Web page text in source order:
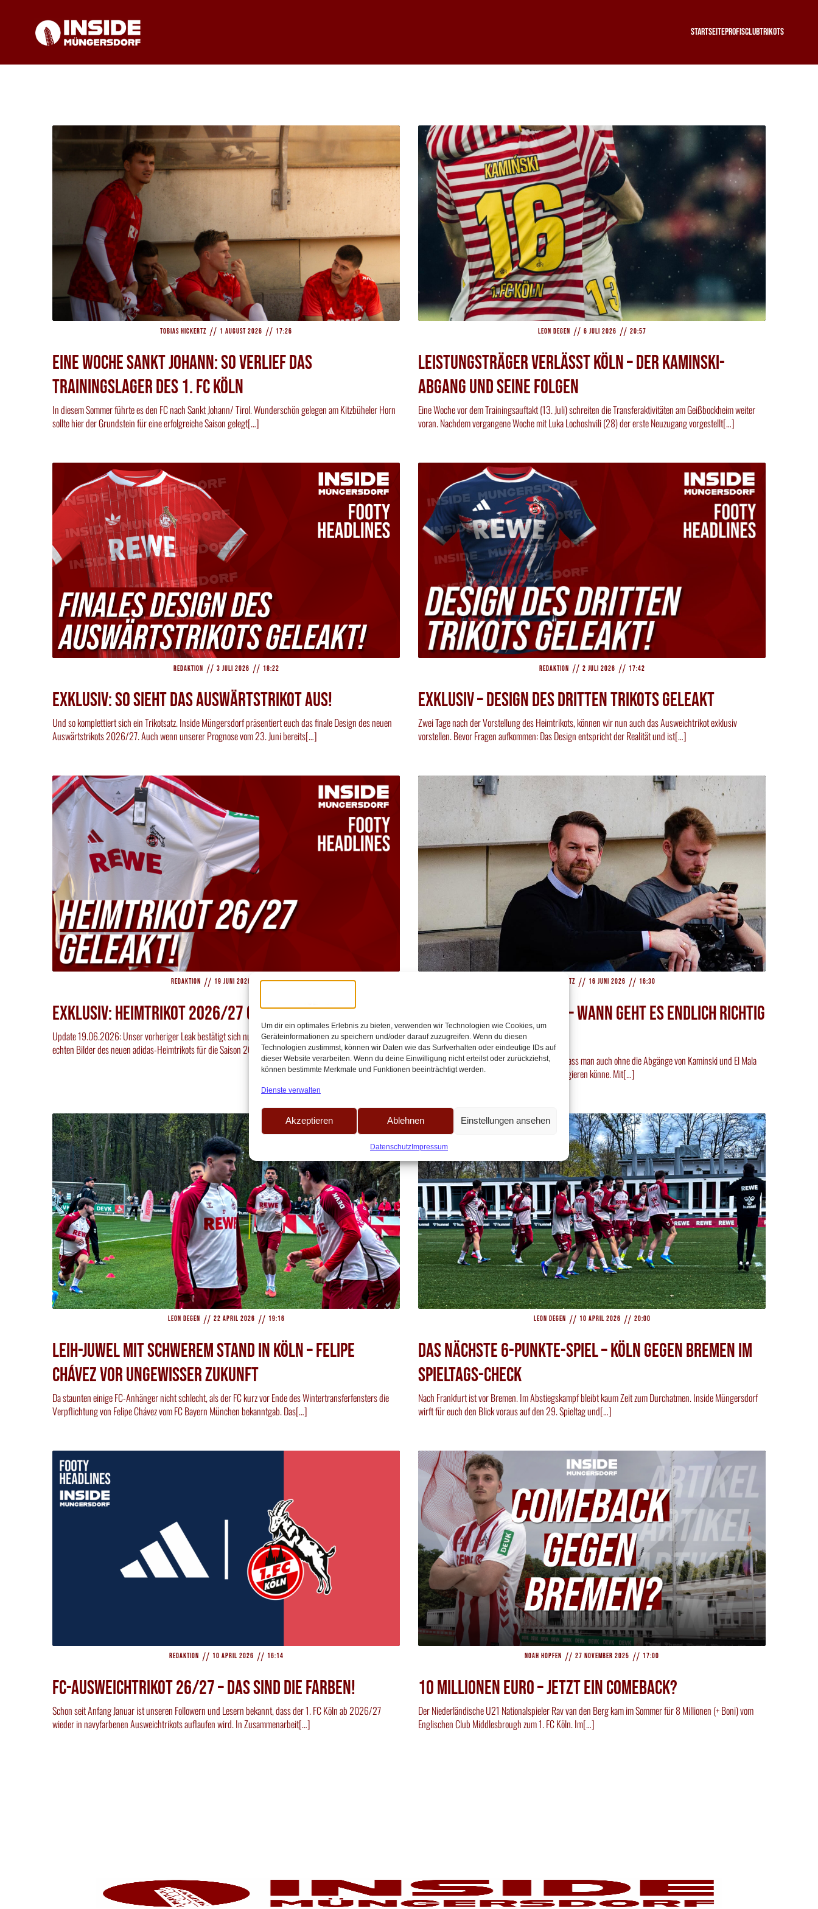
Um dir ein optimales Erlebnis zu bieten, verwenden wir Technologien wie Cookies, um
Geräteinformationen zu speichern und/oder darauf zuzugreifen. Wenn du diesen
Technologien zustimmst, können wir Daten wie das Surfverhalten oder eindeutige IDs auf
dieser Website verarbeiten. Wenn du deine Einwilligung nicht erteilst oder zurückziehst,
können bestimmte Merkmale und Funktionen beeinträchtigt werden.
Dienste verwalten
Akzeptieren Ablehnen Einstellungen ansehen
DatenschutzImpressum
StartseiteProfisClubTrikots
Tobias Hickertz // 1 August 2026 // 17:26
Eine Woche Sankt Johann: So verlief das
Trainingslager des 1. FC Köln
In diesem Sommer führte es den FC nach Sankt Johann/ Tirol. Wunderschön gelegen am Kitzbüheler Horn
sollte hier der Grundstein für eine erfolgreiche Saison gelegt[…]
Leon Degen // 6 Juli 2026 // 20:57
Leistungsträger verlässt Köln – Der Kaminski-
Abgang und seine Folgen
Eine Woche vor dem Trainingsauftakt (13. Juli) schreiten die Transferaktivitäten am Geißbockheim weiter
voran. Nachdem vergangene Woche mit Luka Lochoshvili (28) der erste Neuzugang vorgestellt[…]
Redaktion // 3 Juli 2026 // 18:22
EXKLUSIV: SO SIEHT DAS AUSWÄRTSTRIKOT AUS!
Und so komplettiert sich ein Trikotsatz. Inside Müngersdorf präsentiert euch das finale Design des neuen
Auswärtstrikots 2026/27. Auch wenn unserer Prognose vom 23. Juni bereits[…]
Redaktion // 2 Juli 2026 // 17:42
EXKLUSIV – DESIGN DES DRITTEN TRIKOTS GELEAKT
Zwei Tage nach der Vorstellung des Heimtrikots, können wir nun auch das Ausweichtrikot exklusiv
vorstellen. Bevor Fragen aufkommen: Das Design entspricht der Realität und ist[…]
Redaktion // 19 Juni 2026 // 14:38
Exklusiv: Heimtrikot 2026/27 geleakt
Update 19.06.2026: Unser vorheriger Leak bestätigt sich nun: Inside Müngersdorf präsentiert die ersten
echten Bilder des neuen adidas-Heimtrikots für die Saison 2026/27. Das Heimtrikot überzeugt[…]
Tobias Hickertz // 16 Juni 2026 // 16:30
Transfersommer 2026 – Wann geht es endlich richtig
los?
Die Verantwortlichen beim FC betonen stets, dass man auch ohne die Abgänge von Kaminski und El Mala
voll handlungsfähig auf dem Transfersmarkt agieren könne. Mit[…]
Leon Degen // 22 April 2026 // 19:16
Leih-Juwel mit schwerem Stand in Köln – Felipe
Chávez vor ungewisser Zukunft
Da staunten einige FC-Anhänger nicht schlecht, als der FC kurz vor Ende des Wintertransferfensters die
Verpflichtung von Felipe Chávez vom FC Bayern München bekanntgab. Das[…]
Leon Degen // 10 April 2026 // 20:00
Das nächste 6-Punkte-Spiel – Köln gegen Bremen im
Spieltags-Check
Nach Frankfurt ist vor Bremen. Im Abstiegskampf bleibt kaum Zeit zum Durchatmen. Inside Müngersdorf
wirft für euch den Blick voraus auf den 29. Spieltag und[…]
Redaktion // 10 April 2026 // 16:14
FC-Ausweichtrikot 26/27 – Das sind die Farben!
Schon seit Anfang Januar ist unseren Followern und Lesern bekannt, dass der 1. FC Köln ab 2026/27
wieder in navyfarbenen Ausweichtrikots auflaufen wird. In Zusammenarbeit[…]
Noah Hopfen // 27 November 2025 // 17:00
10 Millionen Euro – Jetzt ein Comeback?
Der Niederländische U21 Nationalspieler Rav van den Berg kam im Sommer für 8 Millionen (+ Boni) vom
Englischen Club Middlesbrough zum 1. FC Köln. Im[…]